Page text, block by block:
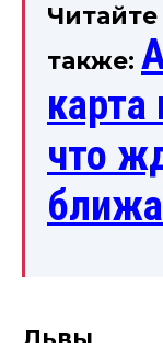
Читайте
также:
что